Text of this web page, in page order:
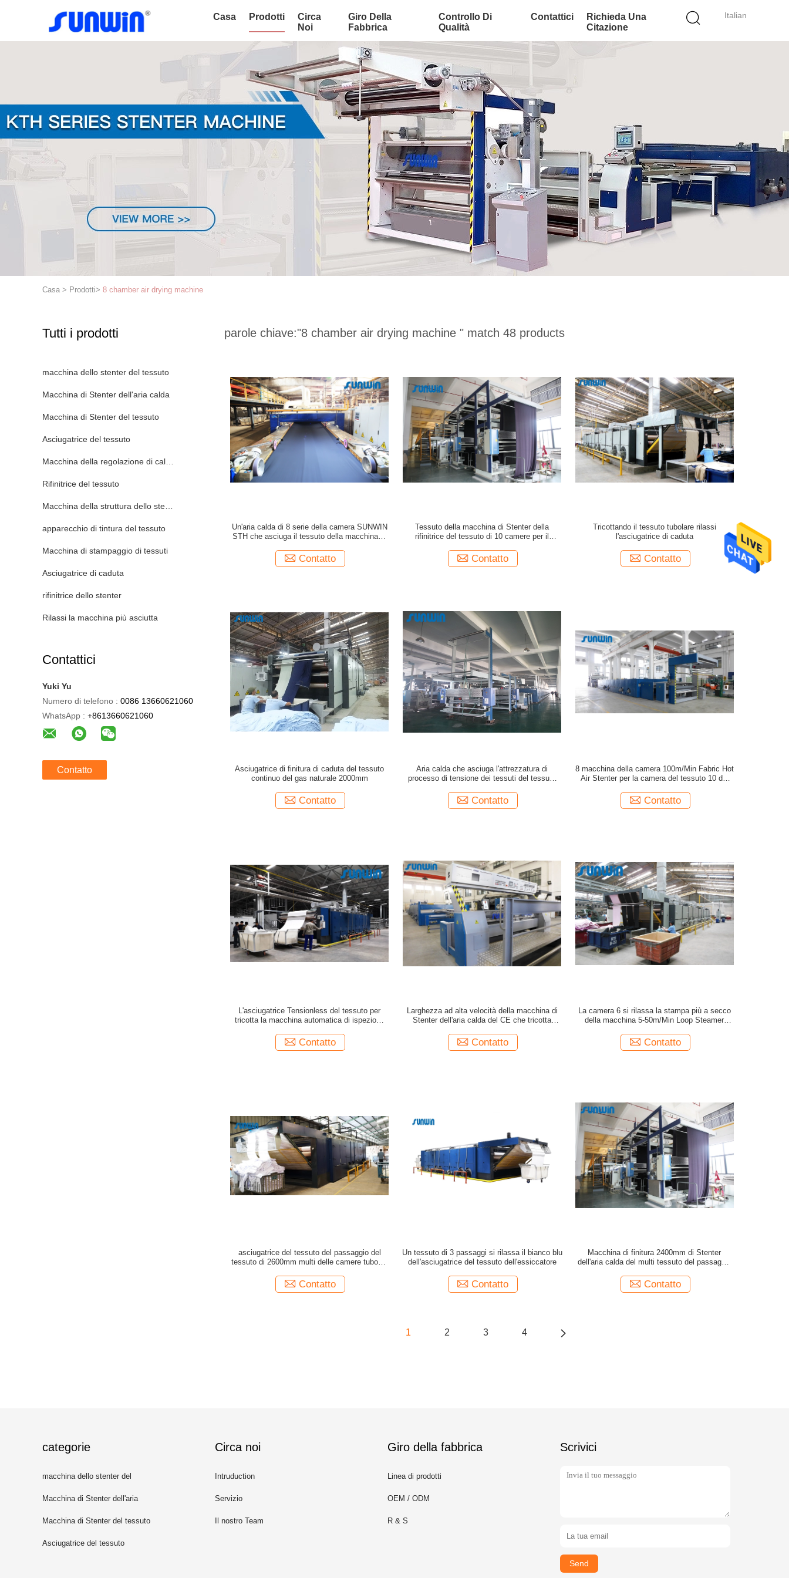
Italian
Casa Prodotti
Circa
Noi
Giro Della
Fabbrica
Controllo Di
Qualità
Contattici
Richieda Una
Citazione
Casa > Prodotti> 8 chamber air drying machine
Tutti i prodotti
macchina dello stenter del tessuto
Macchina di Stenter dell'aria calda
Macchina di Stenter del tessuto
Asciugatrice del tessuto
Macchina della regolazione di calore del tessuto
Rifinitrice del tessuto
Macchina della struttura dello stenditoio
apparecchio di tintura del tessuto
Macchina di stampaggio di tessuti
Asciugatrice di caduta
rifinitrice dello stenter
Rilassi la macchina più asciutta
Contattici
Yuki Yu
Numero di telefono : 0086 13660621060
WhatsApp : +8613660621060
Contatto
parole chiave:"8 chamber air drying machine " match 48 products
Un'aria calda di 8 serie della camera SUNWIN
STH che asciuga il tessuto della macchina di
Contatto
Tessuto della macchina di Stenter della
rifinitrice del tessuto di 10 camere per il
Contatto
Tricottando il tessuto tubolare rilassi
l'asciugatrice di caduta
Contatto
Asciugatrice di finitura di caduta del tessuto
continuo del gas naturale 2000mm
Contatto
Aria calda che asciuga l'attrezzatura di
processo di tensione dei tessuti del tessuto
Contatto
8 macchina della camera 100m/Min Fabric Hot
Air Stenter per la camera del tessuto 10 del
Contatto
L'asciugatrice Tensionless del tessuto per
tricotta la macchina automatica di ispezione
Contatto
Larghezza ad alta velocità della macchina di
Stenter dell'aria calda del CE che tricotta
Contatto
La camera 6 si rilassa la stampa più a secco
della macchina 5-50m/Min Loop Steamer
Contatto
asciugatrice del tessuto del passaggio del
tessuto di 2600mm multi delle camere tubolari
Contatto
Un tessuto di 3 passaggi si rilassa il bianco blu
dell'asciugatrice del tessuto dell'essiccatore
Contatto
Macchina di finitura 2400mm di Stenter
dell'aria calda del multi tessuto del passaggio
Contatto
1 2 3 4
categorie
macchina dello stenter del
tessuto
Macchina di Stenter dell'aria
calda
Macchina di Stenter del tessuto
Asciugatrice del tessuto
Circa noi
Intruduction
Servizio
Il nostro Team
Giro della fabbrica
Linea di prodotti
OEM / ODM
R & S
Scrivici
Send